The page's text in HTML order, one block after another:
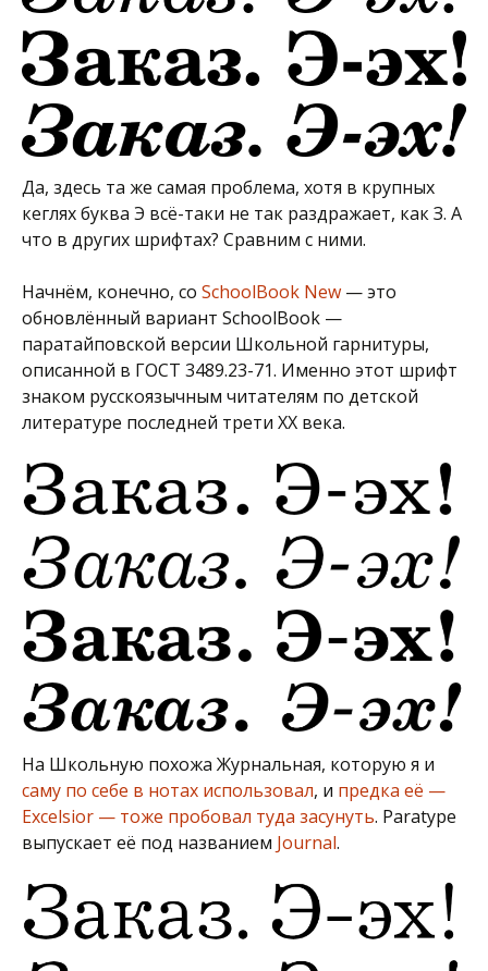
Да, здесь та же самая проблема, хотя в крупных
кеглях буква Э всё-таки не так раздражает, как З. А
что в других шрифтах? Сравним с ними.
Начнём, конечно, со SchoolBook New — это
обновлённый вариант SchoolBook —
паратайповской версии Школьной гарнитуры,
описанной в ГОСТ 3489.23-71. Именно этот шрифт
знаком русскоязычным читателям по детской
литературе последней трети XX века.
На Школьную похожа Журнальная, которую я и
саму по себе в нотах использовал, и предка её —
Excelsior — тоже пробовал туда засунуть. Paratype
выпускает её под названием Journal.